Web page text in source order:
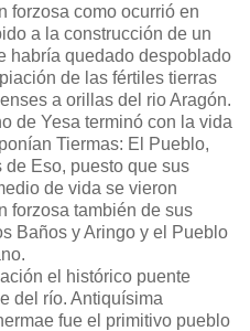
forzosa como ocurrió en
a la construcción de un
habría quedado despoblado
de las fértiles tierras
a orillas del rio Aragón.
de Yesa terminó con la vida
Tiermas: El Pueblo,
de Eso, puesto que sus
de vida se vieron
forzosa también de sus
Baños y Aringo y el Pueblo
el histórico puente
del río. Antiquísima
fue el primitivo pueblo